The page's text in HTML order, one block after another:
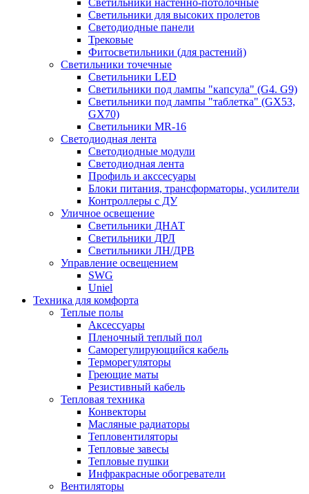
Светильники для высоких пролетов
Светодиодные панели
Трековые
Фитосветильники (для растений)
Светильники точечные
Светильники LED
Светильники под лампы "капсула" (G4. G9)
Светильники под лампы "таблетка" (GX53,
GX70)
Светильники MR-16
Светодиодная лента
Светодиодные модули
Светодиодная лента
Профиль и акссесуары
Блоки питания, трансформаторы, усилители
Контроллеры с ДУ
Уличное освещение
Светильники ДНАТ
Светильники ДРЛ
Светильники ЛН/ДРВ
Управление освещением
SWG
Uniel
Техника для комфорта
Теплые полы
Аксессуары
Пленочный теплый пол
Саморегулирующийся кабель
Терморегуляторы
Греющие маты
Резистивный кабель
Тепловая техника
Конвекторы
Масляные радиаторы
Тепловентиляторы
Тепловые завесы
Тепловые пушки
Инфракрасные обогреватели
Вентиляторы